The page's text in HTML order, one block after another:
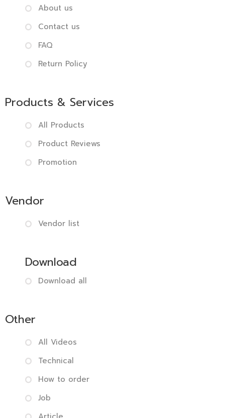
About us
Contact us
FAQ
Return Policy
Products & Services
All Products
Product Reviews
Promotion
Vendor
Vendor list
Download
Download all
Other
All Videos
Technical
How to order
Job